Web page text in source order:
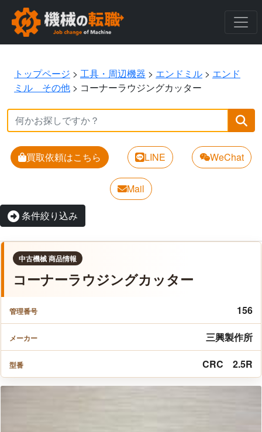
トップページ > 工具・周辺機器 > エンドミル > エンド
ミル その他 > コーナーラウジングカッター
買取依頼はこちら LINE WeChat
Mail
条件絞り込み
中古機械 商品情報
コーナーラウジングカッター
管理番号 156
メーカー 三興製作所
型番 CRC 2.5R